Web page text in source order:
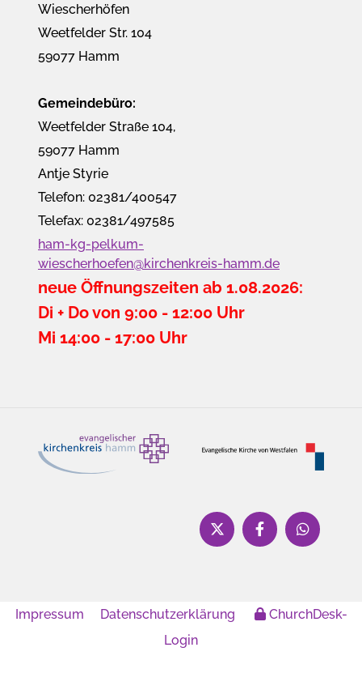
Wiescherhöfen
Weetfelder Str. 104
59077 Hamm
Gemeindebüro:
Weetfelder Straße 104,
59077 Hamm
Antje Styrie
Telefon: 02381/400547
Telefax: 02381/497585
ham-kg-pelkum-
wiescherhoefen@kirchenkreis-hamm.de
neue Öffnungszeiten ab 1.08.2026:
Di + Do von 9:00 - 12:00 Uhr
Mi 14:00 - 17:00 Uhr
Impressum Datenschutzerklärung
ChurchDesk-
Login